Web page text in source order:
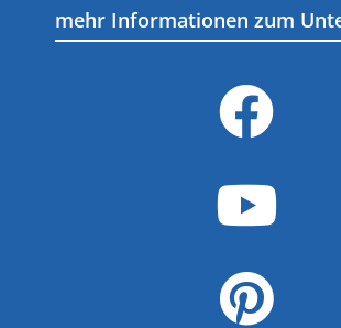
mehr Informationen zum